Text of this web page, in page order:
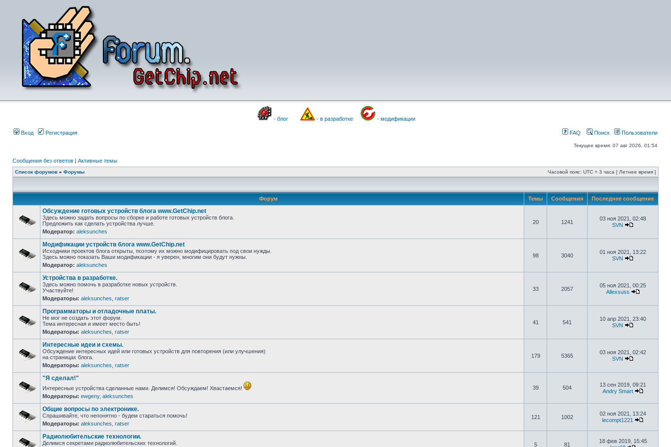
- блог - в разработке - модификации
Вход Регистрация FAQ Поиск Пользователи
Текущее время: 07 авг 2026, 01:54
Сообщения без ответов | Активные темы
Список форумов » Форумы Часовой пояс: UTC + 3 часа [ Летнее время ]
Форум Темы Сообщения Последнее сообщение
Обсуждение готовых устройств блога www.GetChip.net
Здесь можно задать вопросы по сборке и работе готовых устройств блога.
Предложить как сделать устройства лучше.
Модератор: aleksunches
20 1241
03 ноя 2021, 02:48
SVN
Модификации устройств блога www.GetChip.net
Исходники проектов блога открыты, поэтому их можно модифицировать под свои нужды.
Здесь можно показать Ваши модификации - я уверен, многим они будут нужны.
Модератор: aleksunches
98 3040
01 ноя 2021, 13:22
SVN
Устройства в разработке.
Здесь можно помочь в разработке новых устройств.
Участвуйте!
Модераторы: aleksunches ratser
33 2057
05 ноя 2021, 00:25
Allexsuss
Программаторы и отладочные платы.
Не мог не создать этот форум.
Тема интересная и имеет место быть!
Модераторы: aleksunches ratser
41 541
10 апр 2021, 23:40
SVN
Интересные идеи и схемы.
Обсуждение интересных идей или готовых устройств для повторения (или улучшения)
на страницах блога.
Модераторы: aleksunches ratser
179 5365
03 ноя 2021, 02:42
SVN
"Я сделал!"
Интересные устройства сделанные нами. Делимся! Обсуждаем! Хвастаемся!
Модераторы: ewgeny, aleksunches
39 504
13 сен 2019, 09:21
Andry Smart
Общие вопросы по электронике.
Спрашивайте, что непонятно - будем стараться помочь!
Модераторы: aleksunches ratser
121 1002
02 ноя 2021, 13:24
lecompt1221
Радиолюбительские технологии.
Делимся секретами радиолюбительских технологий. 5 81
18 фев 2019, 15:45